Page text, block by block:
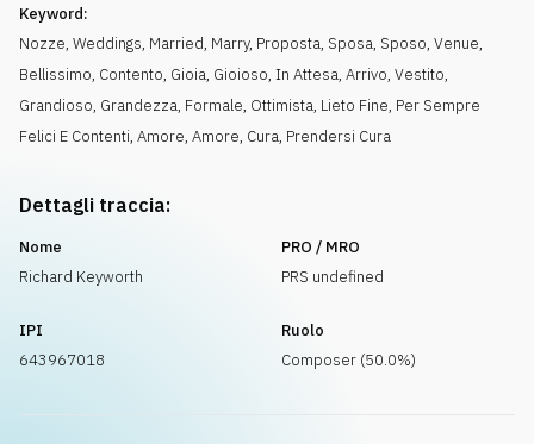
Keyword:
Nozze, Weddings, Married, Marry, Proposta, Sposa, Sposo, Venue,
Bellissimo, Contento, Gioia, Gioioso, In Attesa, Arrivo, Vestito,
Grandioso, Grandezza, Formale, Ottimista, Lieto Fine, Per Sempre
Felici E Contenti, Amore, Amore, Cura, Prendersi Cura
Dettagli traccia:
Nome
Richard Keyworth
PRO / MRO
PRS undefined
IPI
643967018
Ruolo
Composer (50.0%)